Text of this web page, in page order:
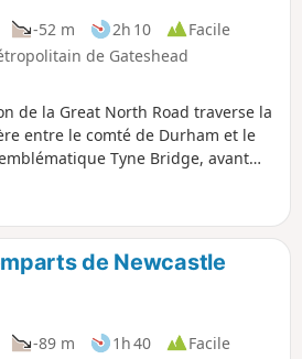
-52 m 2h 10
Facile
de Gateshead
de la Great North Road traverse la
entre le comté de Durham et le
Tyne Bridge, avant
Town Moor jusqu'à Gosforth le
Cherche les panneaux
ta balade.de Newcastle
-89 m 1h 40
Facile